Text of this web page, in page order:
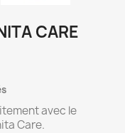
CARE
avec le
Care.